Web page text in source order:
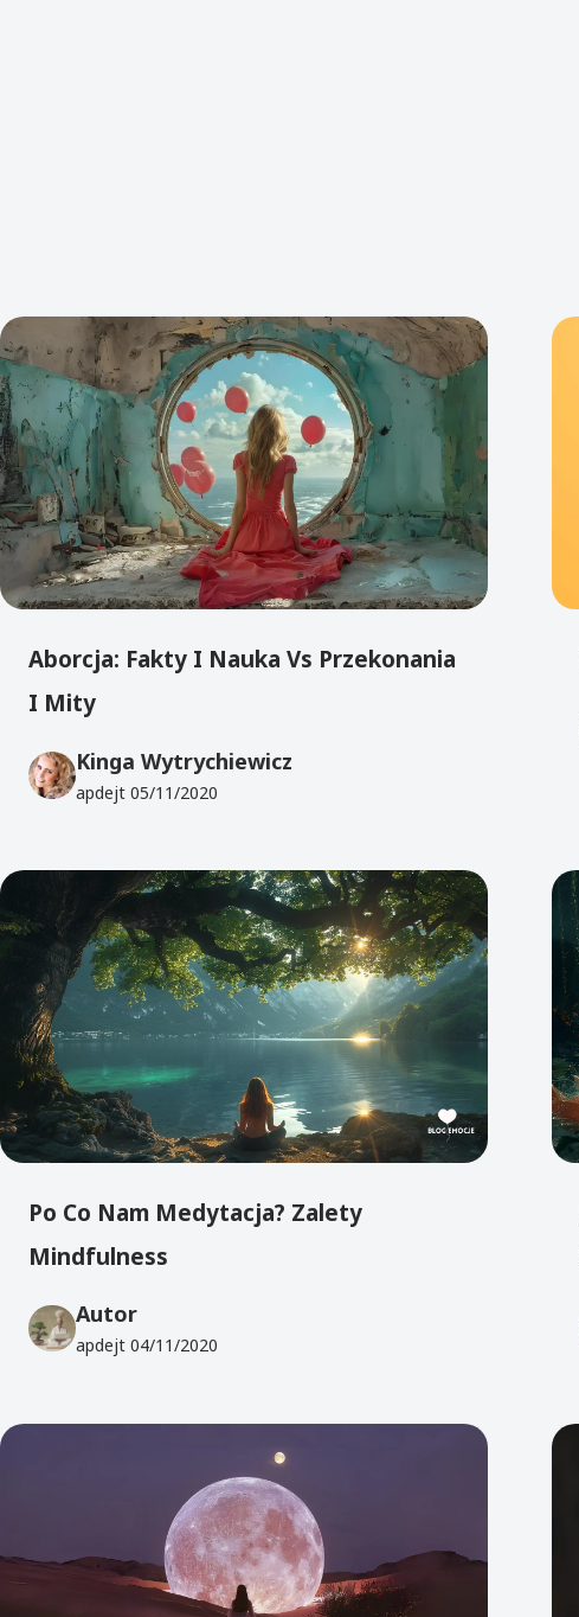
Aborcja: Fakty I Nauka Vs Przekonania
I Mity
Kinga Wytrychiewicz
apdejt 05/11/2020
Po Co Nam Medytacja? Zalety
Mindfulness
Autor
apdejt 04/11/2020